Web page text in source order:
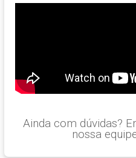
Ainda com dúvidas?
nossa